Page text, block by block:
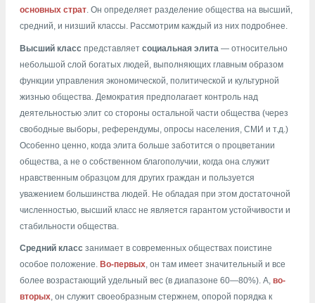
основных страт. Он определяет разделение общества на высший,
средний, и низший классы. Рассмотрим каждый из них подробнее.
Высший класс представляет социальная элита — относительно
небольшой слой богатых людей, выполняющих главным образом
функции управления экономической, политической и культурной
жизнью общества. Демократия предполагает контроль над
деятельностью элит со стороны остальной части общества (через
свободные выборы, референдумы, опросы населения, СМИ и т.д.)
Особенно ценно, когда элита больше заботится о процветании
общества, а не о собственном благополучии, когда она служит
нравственным образцом для других граждан и пользуется
уважением большинства людей. Не обладая при этом достаточной
численностью, высший класс не является гарантом устойчивости и
стабильности общества.
Средний класс занимает в современных обществах поистине
особое положение. Во-первых, он там имеет значительный и все
более возрастающий удельный вес (в диапазоне 60—80%). А, во-
вторых, он служит своеобразным стержнем, опорой порядка к